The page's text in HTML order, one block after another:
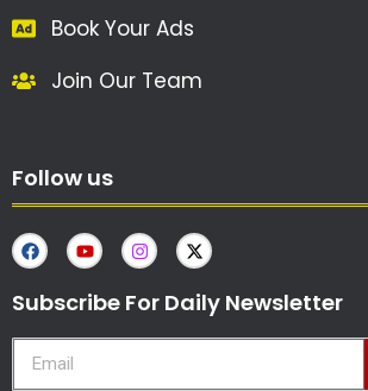
Book Your Ads
Join Our Team
Follow us
Subscribe For Daily Newsletter